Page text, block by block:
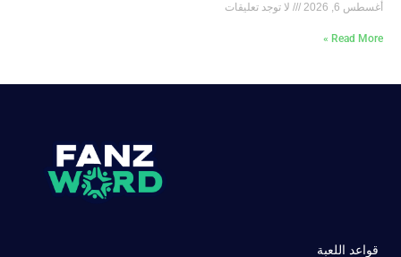
أغسطس 6, 2026 لا توجد تعليقات
Read More »
قواعد اللعبة